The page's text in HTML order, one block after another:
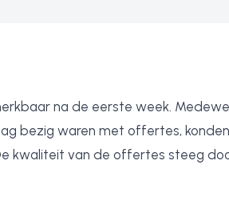
na de eerste week.
bezig waren met offertes,
kwaliteit van de offertes steeg